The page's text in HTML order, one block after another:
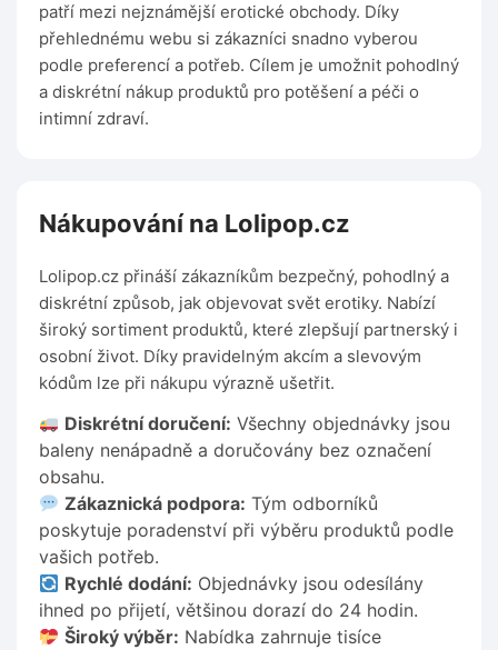
patří mezi nejznámější erotické obchody. Díky
přehlednému webu si zákazníci snadno vyberou
podle preferencí a potřeb. Cílem je umožnit pohodlný
a diskrétní nákup produktů pro potěšení a péči o
intimní zdraví.
Nákupování na Lolipop.cz
Lolipop.cz přináší zákazníkům bezpečný, pohodlný a
diskrétní způsob, jak objevovat svět erotiky. Nabízí
široký sortiment produktů, které zlepšují partnerský i
osobní život. Díky pravidelným akcím a slevovým
kódům lze při nákupu výrazně ušetřit.
Diskrétní doručení: Všechny objednávky jsou
baleny nenápadně a doručovány bez označení
obsahu.
Zákaznická podpora: Tým odborníků
poskytuje poradenství při výběru produktů podle
vašich potřeb.
Rychlé dodání: Objednávky jsou odesílány
ihned po přijetí, většinou dorazí do 24 hodin.
Široký výběr: Nabídka zahrnuje tisíce